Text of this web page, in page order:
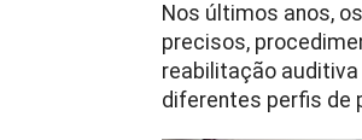
Nos últimos anos,
precisos,
reabilitação
diferentes perfis de